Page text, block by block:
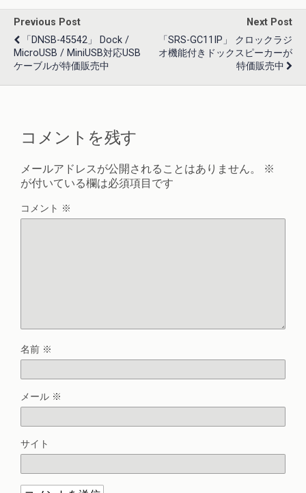
Previous Post
「DNSB-45542」 Dock /
MicroUSB / MiniUSB対応USB
ケーブルが特価販売中
Next Post
「SRS-GC11IP」 クロックラジ
オ機能付きドックスピーカーが
特価販売中
コメントを残す
メールアドレスが公開されることはありません。
※
が付いている欄は必須項目です
コメント ※
名前 ※
メール ※
サイト